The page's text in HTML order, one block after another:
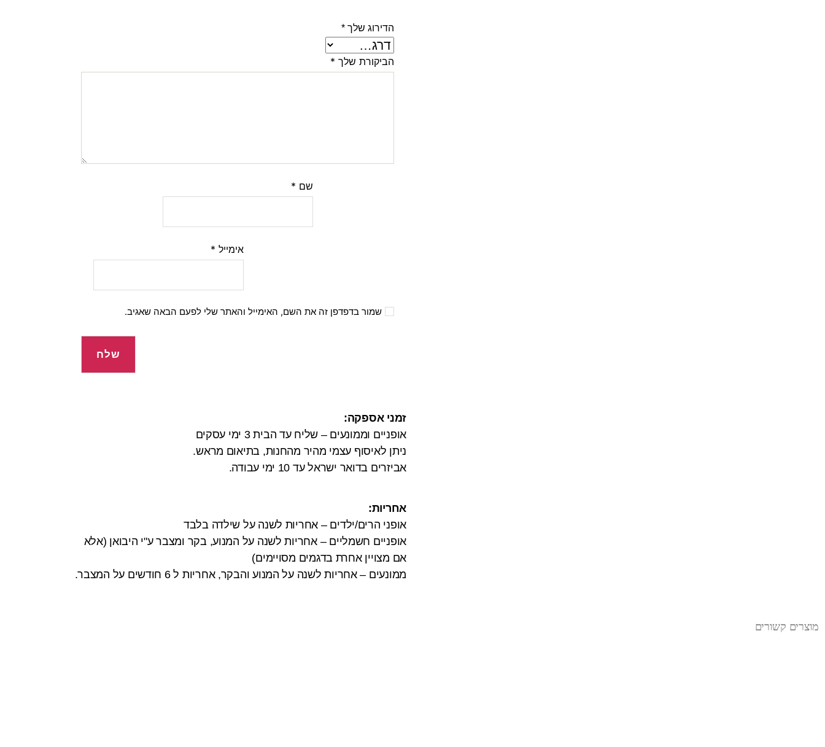
הדירוג שלך *
הביקורת שלך *
שם *
אימייל *
שמור בדפדפן זה את השם, האימייל והאתר שלי לפעם הבאה שאגיב.
זמני אספקה:
אופניים וממונעים – שליח עד הבית 3 ימי עסקים
ניתן לאיסוף עצמי מהיר מהחנות, בתיאום מראש.
אביזרים בדואר ישראל עד 10 ימי עבודה.
אחריות:
אופני הרים/ילדים – אחריות לשנה על שילדה בלבד
אופניים חשמליים – אחריות לשנה על המנוע, בקר ומצבר ע"י היבואן (אלא
אם מצויין אחרת בדגמים מסויימים)
ממונעים – אחריות לשנה על המנוע והבקר, אחריות ל 6 חודשים על המצבר.
מוצרים קשורים